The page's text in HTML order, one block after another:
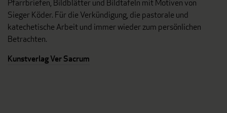
Pfarrbriefen, Bildblätter und Bildtafeln mit Motiven von
Sieger Köder. Für die Verkündigung, die pastorale und
katechetische Arbeit und immer wieder zum persönlichen
Betrachten.
Kunstverlag Ver Sacrum